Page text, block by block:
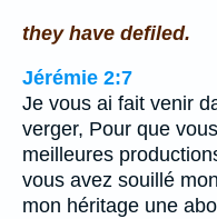
they have defiled.
Jérémie 2:7
Je vous ai fait venir
verger, Pour que
meilleures
vous avez souillé
mon héritage une